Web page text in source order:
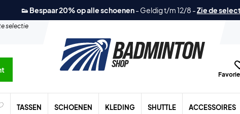
👟 Bespaar 20% op alle schoenen- Geldig t/m 12/8 -Zie de
selectie
TASSEN SCHOENEN KLEDING SHUTTLE ACCESSOIRES